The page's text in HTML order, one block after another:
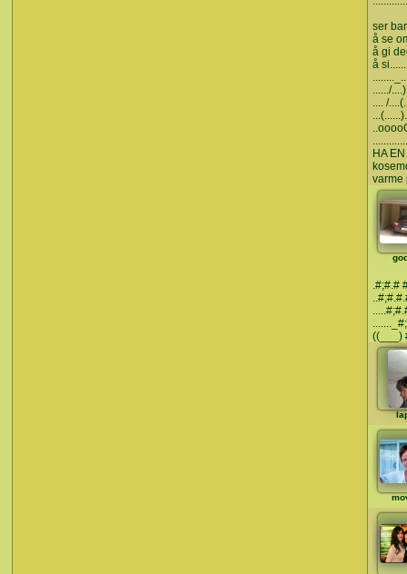
ser
å se
å gi
å
....../
.... /
HA
varme
.#;#.#
((___)